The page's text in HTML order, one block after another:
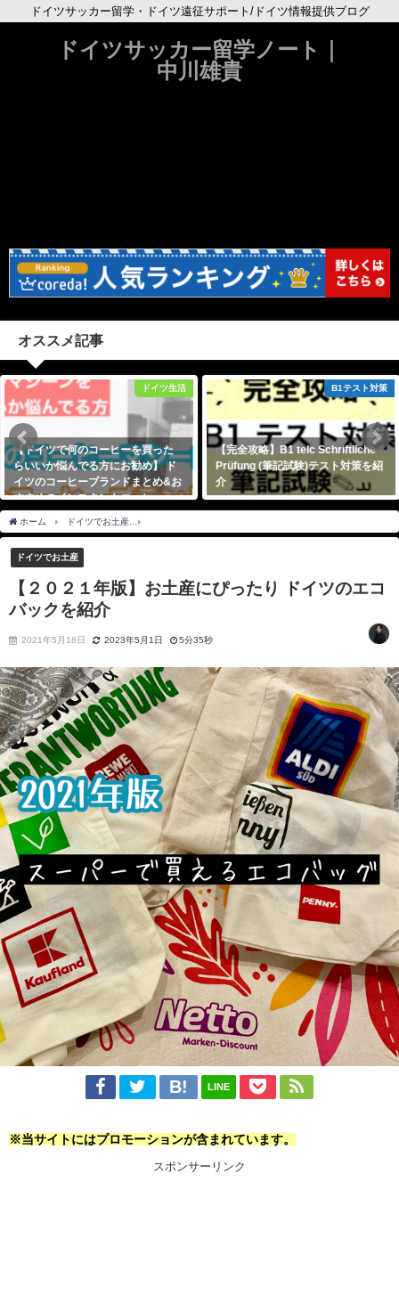
ドイツサッカー留学・ドイツ遠征サポート/ドイツ情報提供ブログ
ドイツサッカー留学ノート｜
中川雄貴
オススメ記事
ドイツ生活
【ドイツで何のコーヒーを買った
らいいか悩んでる方にお勧め】 ド
イツのコーヒーブランドまとめ&お
すすめのインスタントコーヒー・
コーヒーマシンを紹介
B1テスト対策
【完全攻略】B1 telc Schriftliche
Prüfung (筆記試験)テスト対策を紹
介
ホーム ドイツでお土産
ドイツでお土産
【２０２１年版】お土産にぴったり ドイツのエコ
バックを紹介
2021年5月18日 2023年5月1日 5分35秒
LINE
※当サイトにはプロモーションが含まれています。
スポンサーリンク